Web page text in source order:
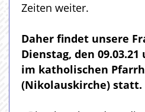
Zeiten weiter.
Daher findet unsere
Dienstag, den 09.03.21
im katholischen
(Nikolauskirche) statt.